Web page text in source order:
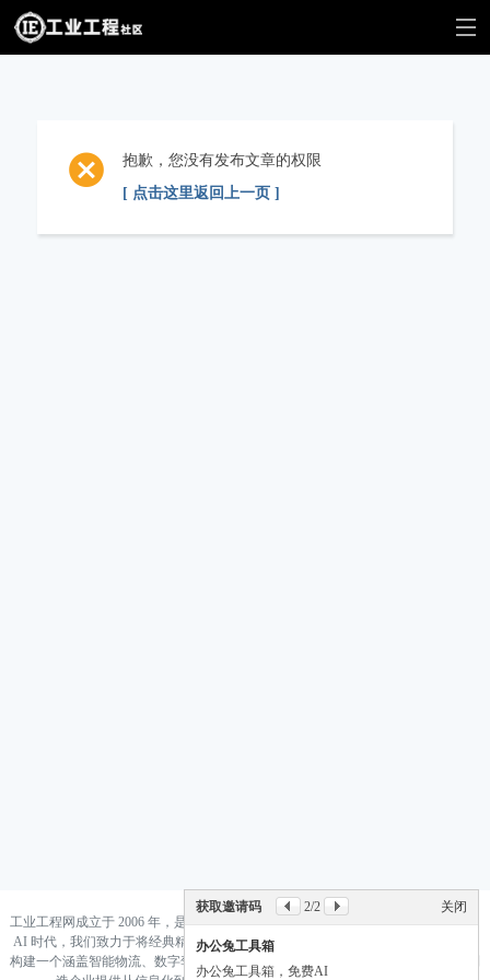
抱歉，您没有发布文章的权限
[ 点击这里返回上一页 ]
关闭
获取邀请码 2/2
办公兔工具箱
办公兔工具箱，免费AI
工业工程网成立于 2006 年，是国内领先的工业工程与智能制造知识集成平台。 在
AI 时代，我们致力于将经典精益生产（Lean）与前沿人工智能（AI）深度融合，
构建一个涵盖智能物流、数字孪生、数据驱动决策的“新工业工程”生态系统，为制